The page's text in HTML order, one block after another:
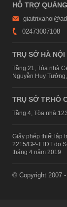
HỖ TRỢ
02473007108
TRỤ SỞ HÀ NỘI
Tầng 21, Tòa nhà
Nguyễn Huy
TRỤ SỞ TP.HỒ
Tầng 4, Tòa nhà
Giấy phép thiết lập
2215/GP-TTĐT do
tháng 4 năm 2019
© Copyright 2007